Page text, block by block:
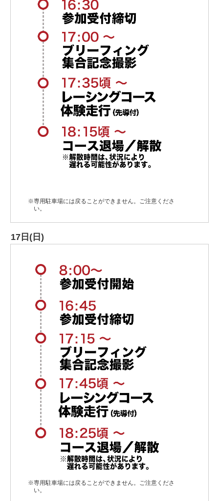
※専用駐車場には戻ることができません。ご注意くださ
い。
17日(日)
※専用駐車場には戻ることができません。ご注意くださ
い。